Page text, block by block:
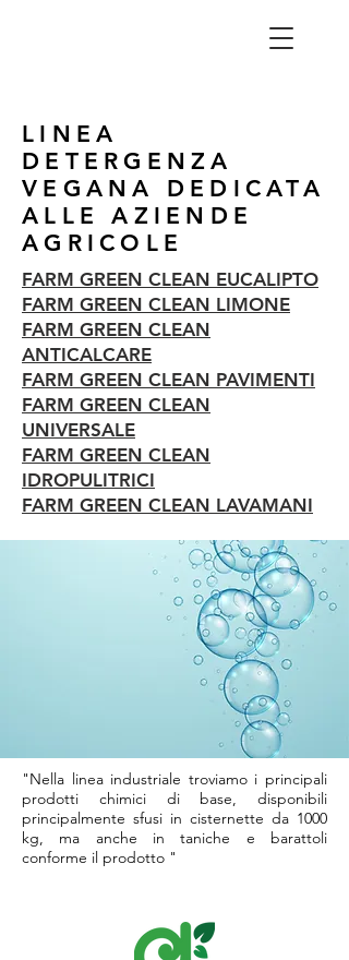
LINEA
DETERGENZA
VEGANA DEDICATA
ALLE AZIENDE
AGRICOLE
FARM GREEN CLEAN EUCALIPTO
FARM GREEN CLEAN LIMONE
FARM GREEN CLEAN
ANTICALCARE
FARM GREEN CLEAN PAVIMENTI
FARM GREEN CLEAN
UNIVERSALE
FARM GREEN CLEAN
IDROPULITRICI
FARM GREEN CLEAN LAVAMANI
"Nella linea industriale troviamo i principali
prodotti chimici di base, disponibili
principalmente sfusi in cisternette da 1000
kg, ma anche in taniche e barattoli
conforme il prodotto "